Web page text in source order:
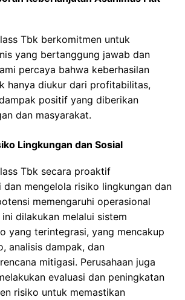
Tbk berkomitmen untuk
yang bertanggung jawab dan
percaya bahwa keberhasilan
hanya diukur dari profitabilitas,
positif yang diberikan
dan masyarakat.
Lingkungan dan Sosial
Tbk secara proaktif
dan mengelola risiko lingkungan dan
memengaruhi operasional
ini dilakukan melalui sistem
yang terintegrasi, yang mencakup
analisis dampak, dan
mitigasi. Perusahaan juga
evaluasi dan peningkatan
risiko untuk memastikan